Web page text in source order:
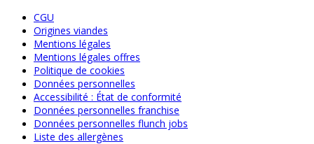
CGU
Origines viandes
Mentions légales
Mentions légales offres
Politique de cookies
Données personnelles
Accessibilité : État de conformité
Données personnelles franchise
Données personnelles flunch jobs
Liste des allergènes